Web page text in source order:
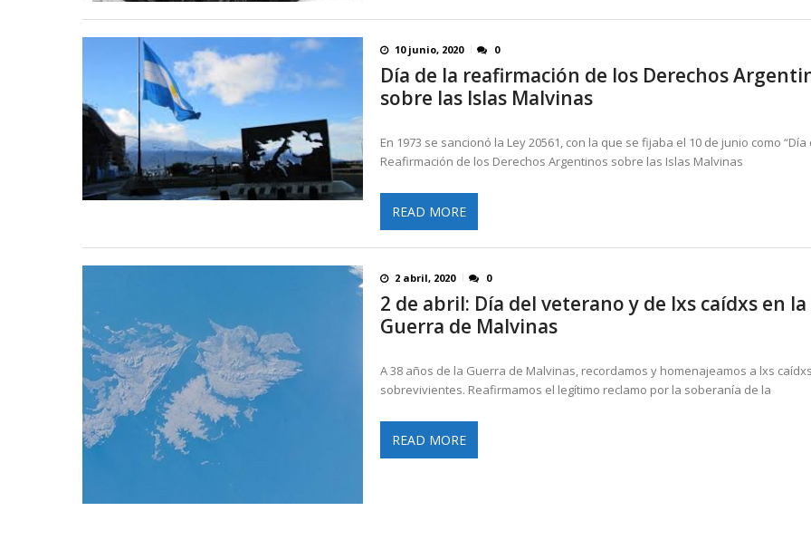
10 junio, 2020 0
Día de la reafirmación de los Derechos
sobre las Islas Malvinas
En 1973 se sancionó la Ley 20561, con la que se fijaba el 10 de junio como “Día
Reafirmación de los Derechos Argentinos sobre las Islas Malvinas
READ MORE
2 abril, 2020 0
2 de abril: Día del veterano y de lxs caídxs en la
Guerra de Malvinas
A 38 años de la Guerra de Malvinas, recordamos y homenajeamos a lxs
sobrevivientes. Reafirmamos el legítimo reclamo por la soberanía de la
READ MORE